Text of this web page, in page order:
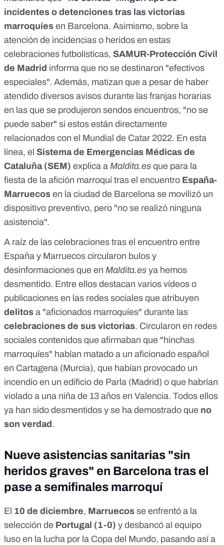
incidentes o detenciones tras las victorias
marroquíes en Barcelona. Asimismo, sobre la
atención de incidencias o heridos en estas
celebraciones futbolísticas, SAMUR-Protección Civil
de Madrid informa que no se destinaron "efectivos
especiales". Además, matizan que a pesar de haber
atendido diversos avisos durante las franjas horarias
en las que se produjeron sendos encuentros, "no se
puede saber" si estos están directamente
relacionados con el Mundial de Catar 2022. En esta
línea, el Sistema de Emergencias Médicas de
Cataluña (SEM) explica a Maldita.es que para la
fiesta de la afición marroquí tras el encuentro España-
Marruecos en la ciudad de Barcelona se movilizó un
dispositivo preventivo, pero "no se realizó ninguna
asistencia".
A raíz de las celebraciones tras el encuentro entre
España y Marruecos circularon bulos y
desinformaciones que en Maldita.es ya hemos
desmentido. Entre ellos destacan varios vídeos o
publicaciones en las redes sociales que atribuyen
delitos a "aficionados marroquíes" durante las
celebraciones de sus victorias. Circularon en redes
sociales contenidos que afirmaban que "hinchas
marroquíes" habían matado a un aficionado español
en Cartagena (Murcia), que habían provocado un
incendio en un edificio de Parla (Madrid) o que habrían
violado a una niña de 13 años en Valencia. Todos ellos
ya han sido desmentidos y se ha demostrado que no
son verdad .
Nueve asistencias sanitarias "sin
heridos graves" en Barcelona tras el
pase a semifinales marroquí
El 10 de diciembre, Marruecos se enfrentó a la
selección de Portugal (1-0) y desbancó al equipo
luso en la lucha por la Copa del Mundo, pasando así a